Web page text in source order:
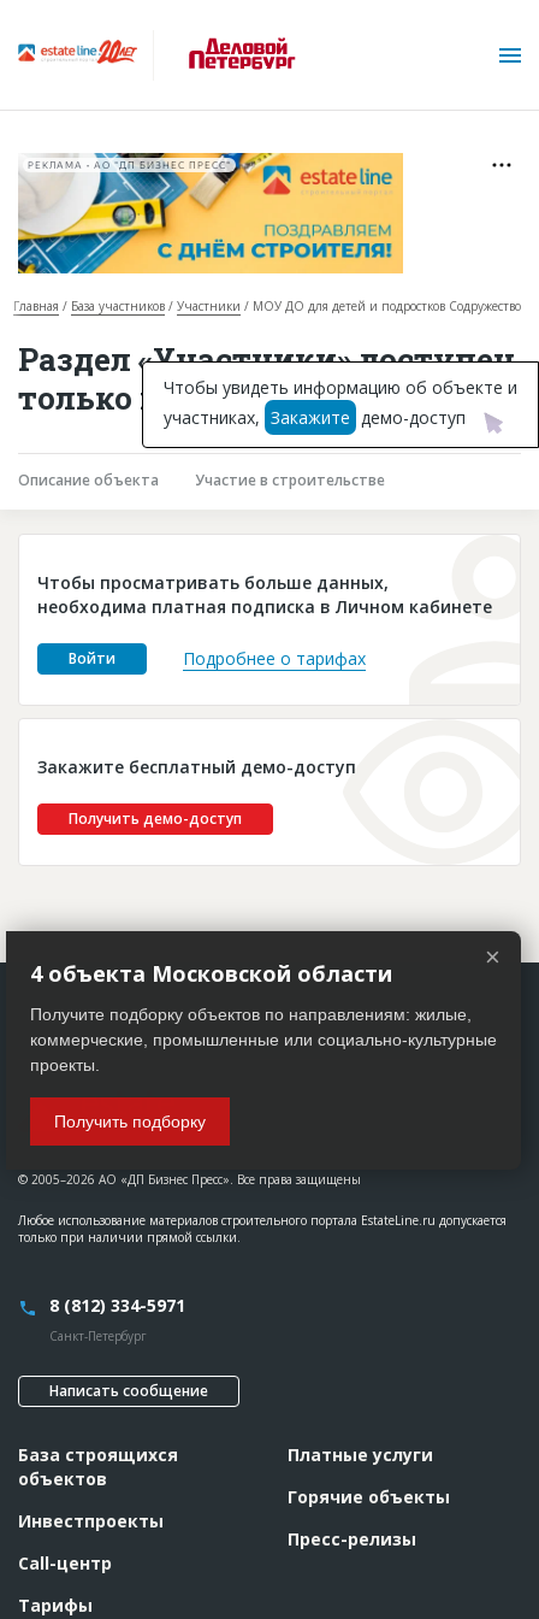
Горячие объекты
База строящихся объектов
Инвестпроекты
Глоссарий
Платные услуги
Пресс-релизы
РЕКЛАМА • АО "ДП БИЗНЕС ПРЕСС"
Главная База участников Участники МОУ ДО для детей и подростков Содружество
Раздел «Участники» доступен
только подписчикам
Описание объекта Участие в строительстве
Чтобы просматривать больше данных,
необходима платная подписка в Личном кабинете
Войти Подробнее о тарифах
Закажите бесплатный демо-доступ
Получить демо-доступ
Чтобы увидеть информацию об объекте и
участниках, Закажите демо-доступ
© 2005–2026 АО «ДП Бизнес Пресс». Все права защищены
Любое использование материалов строительного портала EstateLine.ru допускается
только при наличии прямой ссылки.
8 (812) 334-5971
Санкт-Петербург
Написать сообщение
База строящихся
объектов
Инвестпроекты
Call-центр
Тарифы
Платные услуги
Горячие объекты
Пресс-релизы
×
4 объекта Московской области
Получите подборку объектов по направлениям: жилые,
коммерческие, промышленные или социально-культурные
проекты.
Получить подборку